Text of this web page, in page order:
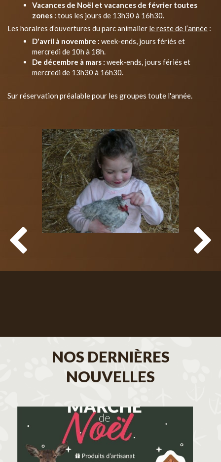
Vacances de Noël et vacances de février toutes
zones : tous les jours de 13h30 à 16h30.
Les horaires d’ouvertures du parc animalier le reste de l’année :
D'avril à novembre : week-ends, jours fériés et
mercredi de 10h à 18h.
De décembre à mars : week-ends, jours fériés et
mercredi de 13h30 à 16h30.
Sur réservation préalable pour les groupes toute l'année.
NOS DERNIÈRES
NOUVELLES